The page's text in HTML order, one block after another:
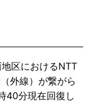
区におけるNTT
外線）が繋がら
40分現在回復し